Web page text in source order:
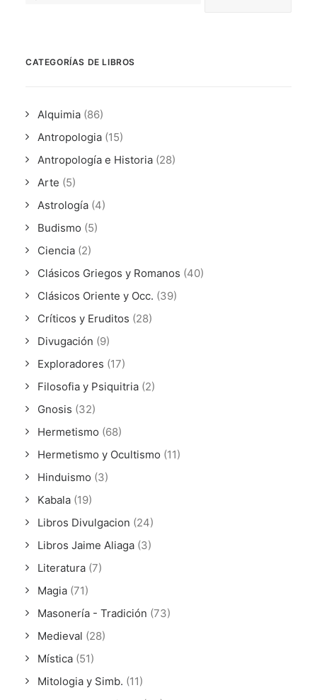
CATEGORÍAS DE LIBROS
Alquimia (86)
Antropologia (15)
Antropología e Historia (28)
Arte (5)
Astrología (4)
Budismo (5)
Ciencia (2)
Clásicos Griegos y Romanos (40)
Clásicos Oriente y Occ. (39)
Críticos y Eruditos (28)
Divugación (9)
Exploradores (17)
Filosofia y Psiquitria (2)
Gnosis (32)
Hermetismo (68)
Hermetismo y Ocultismo (11)
Hinduismo (3)
Kabala (19)
Libros Divulgacion (24)
Libros Jaime Aliaga (3)
Literatura (7)
Magia (71)
Masonería - Tradición (73)
Medieval (28)
Mística (51)
Mitologia y Simb. (11)